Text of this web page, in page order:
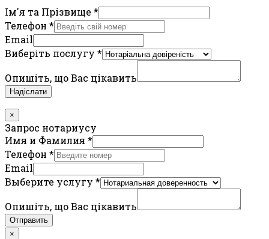
Ім'я та Прізвище *
Телефон *
Email
Виберіть послугу *
Опишіть, що Вас цікавить
Надіслати
×
Запрос нотариусу
Имя и Фамилия *
Телефон *
Email
Выберите услугу *
Опишіть, що Вас цікавить
Отправить
×